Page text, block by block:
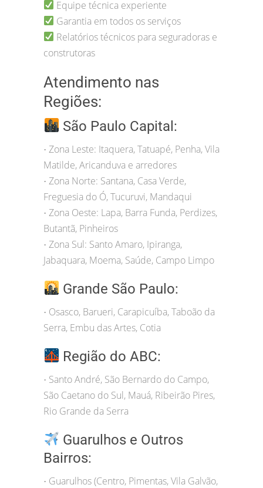
Equipe técnica experiente
Garantia em todos os serviços
Relatórios técnicos para seguradoras e
construtoras
Atendimento nas
Regiões:
São Paulo Capital:
• Zona Leste: Itaquera, Tatuapé, Penha, Vila
Matilde, Aricanduva e arredores
• Zona Norte: Santana, Casa Verde,
Freguesia do Ó, Tucuruvi, Mandaqui
• Zona Oeste: Lapa, Barra Funda, Perdizes,
Butantã, Pinheiros
• Zona Sul: Santo Amaro, Ipiranga,
Jabaquara, Moema, Saúde, Campo Limpo
Grande São Paulo:
• Osasco, Barueri, Carapicuíba, Taboão da
Serra, Embu das Artes, Cotia
Região do ABC:
• Santo André, São Bernardo do Campo,
São Caetano do Sul, Mauá, Ribeirão Pires,
Rio Grande da Serra
Guarulhos e Outros
Bairros:
• Guarulhos (Centro, Pimentas, Vila Galvão,